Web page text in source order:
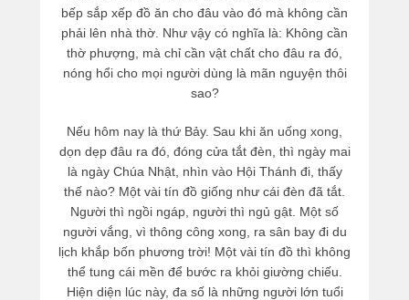
bếp sắp xếp đồ ăn cho đâu vào đó mà không cần
phải lên nhà thờ. Như vậy có nghĩa là: Không cần
thờ phượng, mà chỉ cần vật chất cho đâu ra đó,
nóng hổi cho mọi người dùng là mãn nguyện thôi
sao?
Nếu hôm nay là thứ Bảy. Sau khi ăn uống xong,
dọn dẹp đâu ra đó, đóng cửa tắt đèn, thì ngày mai
là ngày Chúa Nhật, nhìn vào Hội Thánh đi, thấy
thế nào? Một vài tín đồ giống như cái đèn đã tắt.
Người thì ngồi ngáp, người thì ngủ gật. Một số
người vắng, vì thông công xong, ra sân bay đi du
lịch khắp bốn phương trời! Một vài tín đồ thì không
thể tung cái mền để bước ra khỏi giường chiếu.
Hiện diện lúc này, đa số là những người lớn tuổi